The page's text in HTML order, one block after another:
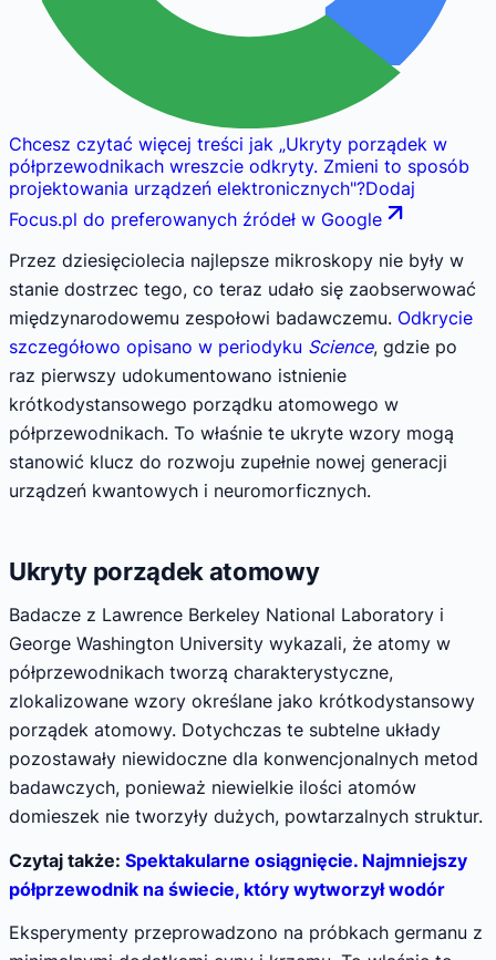
Chcesz czytać więcej treści jak „Ukryty porządek w
półprzewodnikach wreszcie odkryty. Zmieni to sposób
projektowania urządzeń elektronicznych"?Dodaj
Focus.pl do preferowanych źródeł w Google
Przez dziesięciolecia najlepsze mikroskopy nie były w
stanie dostrzec tego, co teraz udało się zaobserwować
międzynarodowemu zespołowi badawczemu. Odkrycie
szczegółowo opisano w periodyku Science, gdzie po
raz pierwszy udokumentowano istnienie
krótkodystansowego porządku atomowego w
półprzewodnikach. To właśnie te ukryte wzory mogą
stanowić klucz do rozwoju zupełnie nowej generacji
urządzeń kwantowych i neuromorficznych.
Ukryty porządek atomowy
Badacze z Lawrence Berkeley National Laboratory i
George Washington University wykazali, że atomy w
półprzewodnikach tworzą charakterystyczne,
zlokalizowane wzory określane jako krótkodystansowy
porządek atomowy. Dotychczas te subtelne układy
pozostawały niewidoczne dla konwencjonalnych metod
badawczych, ponieważ niewielkie ilości atomów
domieszek nie tworzyły dużych, powtarzalnych struktur.
Czytaj także: Spektakularne osiągnięcie. Najmniejszy
półprzewodnik na świecie, który wytworzył wodór
Eksperymenty przeprowadzono na próbkach germanu z